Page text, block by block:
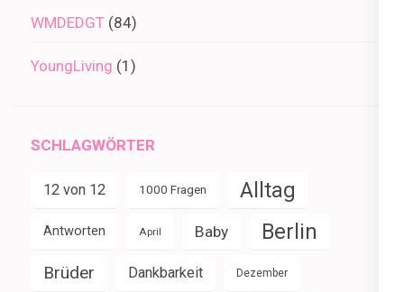
WMDEDGT (84)
YoungLiving (1)
SCHLAGWÖRTER
12 von 12 1000 Fragen Alltag
Antworten April Baby Berlin
Brüder Dankbarkeit Dezember